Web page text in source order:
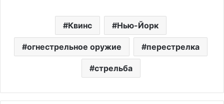
Квинс Нью-Йорк
огнестрельное оружие перестрелка
стрельба